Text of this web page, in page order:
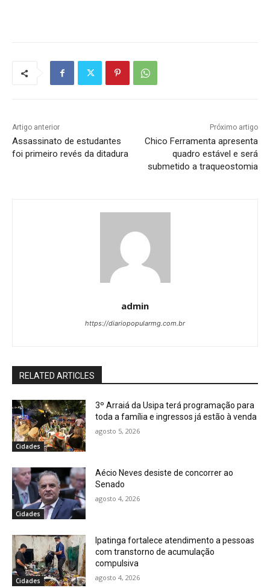
Artigo anterior
Assassinato de estudantes
foi primeiro revés da ditadura
Próximo artigo
Chico Ferramenta apresenta
quadro estável e será
submetido a traqueostomia
admin
https://diariopopularmg.com.br
RELATED ARTICLES
Cidades
3º Arraiá da Usipa terá programação para
toda a família e ingressos já estão à venda
agosto 5, 2026
Cidades
Aécio Neves desiste de concorrer ao
Senado
agosto 4, 2026
Cidades
Ipatinga fortalece atendimento a pessoas
com transtorno de acumulação
compulsiva
agosto 4, 2026